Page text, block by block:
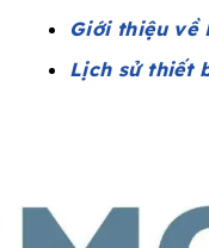
Giới thiệu về
Lịch sử thiết